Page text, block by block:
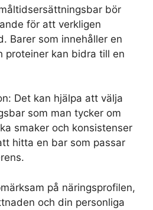
bör
för att verkligen
Barer som innehåller en
proteiner kan bidra till en
Det kan hjälpa att välja
som man tycker om
smaker och konsistenser
hitta en bar som passar
på näringsprofilen,
och din personliga